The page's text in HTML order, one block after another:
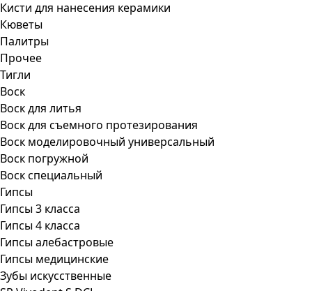
Кисти для нанесения керамики
Кюветы
Палитры
Прочее
Тигли
Воск
Воск для литья
Воск для съемного протезирования
Воск моделировочный универсальный
Воск погружной
Воск специальный
Гипсы
Гипсы 3 класса
Гипсы 4 класса
Гипсы алебастровые
Гипсы медицинские
Зубы искусственные